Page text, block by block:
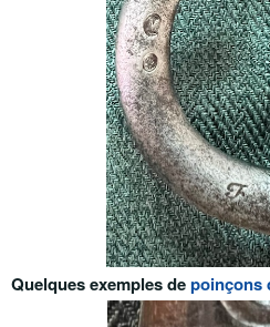
Quelques exemples depoinçons